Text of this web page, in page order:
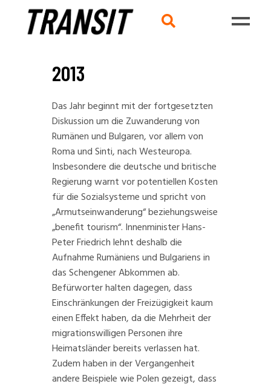
2013
Das Jahr beginnt mit der fortgesetzten
Diskussionum die Zuwanderung von
Rumänen und Bulgaren, vor allem von
Roma und Sinti, nach Westeuropa.
Insbesondere die deutsche und britische
Regierung warnt vor potentiellen Kosten
für die Sozialsysteme und spricht von
„Armutseinwanderung“ beziehungsweise
„benefit tourism“. Innenminister Hans-
Peter Friedrich lehnt deshalb die
Aufnahme Rumäniens und Bulgariensin
das Schengener Abkommen ab.
Befürworter halten dagegen, dass
Einschränkungen der Freizügigkeit kaum
einen Effekt haben, da die Mehrheit der
migrationswilligen Personen ihre
Heimatsländer bereits verlassen hat.
Zudem haben in der Vergangenheit
andere Beispiele wie Polen gezeigt, dass